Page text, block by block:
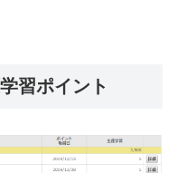
習ポイント